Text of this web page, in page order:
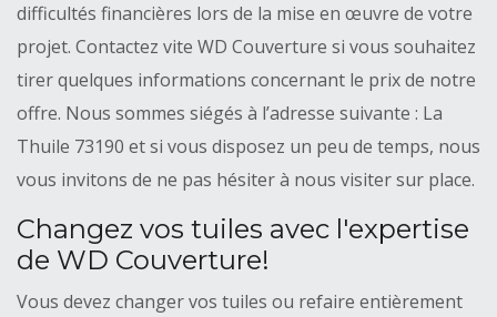
difficultés financières lors de la mise en œuvre de votre
projet. Contactez vite WD Couverture si vous souhaitez
tirer quelques informations concernant le prix de notre
offre. Nous sommes siégés à l’adresse suivante : La
Thuile 73190 et si vous disposez un peu de temps, nous
vous invitons de ne pas hésiter à nous visiter sur place.
Changez vos tuiles avec l'expertise
de WD Couverture!
Vous devez changer vos tuiles ou refaire entièrement